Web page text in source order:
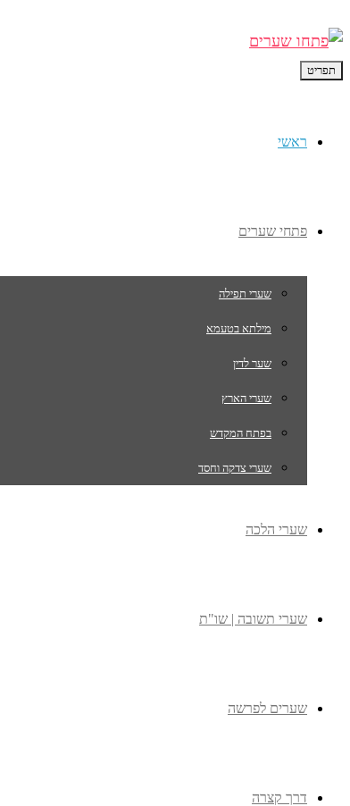
תפריט
ראשי
פתחי שערים
שערי תפילה
מילתא בטעמא
שער לדין
שערי הארץ
בפתח המקדש
שערי צדקה וחסד
שערי הלכה
שערי תשובה | שו"ת
שערים לפרשה
דרך קצרה